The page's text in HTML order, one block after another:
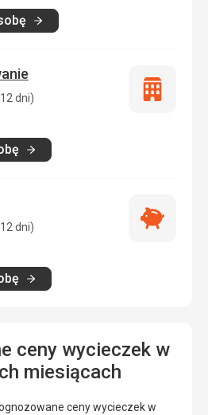
dni)
Tylko
dni)
Najlepsza
ceny wycieczek w
miesiącach
ceny wycieczek w